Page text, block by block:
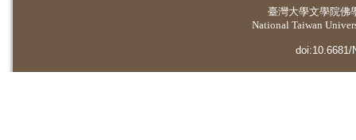
臺灣大學文學院佛
National Taiwan
doi:10.6681/